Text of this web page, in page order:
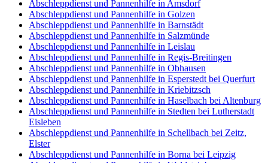
Abschleppdienst und Pannenhilfe in Amsdorf
Abschleppdienst und Pannenhilfe in Golzen
Abschleppdienst und Pannenhilfe in Barnstädt
Abschleppdienst und Pannenhilfe in Salzmünde
Abschleppdienst und Pannenhilfe in Leislau
Abschleppdienst und Pannenhilfe in Regis-Breitingen
Abschleppdienst und Pannenhilfe in Obhausen
Abschleppdienst und Pannenhilfe in Esperstedt bei Querfurt
Abschleppdienst und Pannenhilfe in Kriebitzsch
Abschleppdienst und Pannenhilfe in Haselbach bei Altenburg
Abschleppdienst und Pannenhilfe in Stedten bei Lutherstadt
Eisleben
Abschleppdienst und Pannenhilfe in Schellbach bei Zeitz,
Elster
Abschleppdienst und Pannenhilfe in Borna bei Leipzig